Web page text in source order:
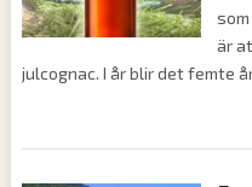
är
julcognac. I år blir det femte